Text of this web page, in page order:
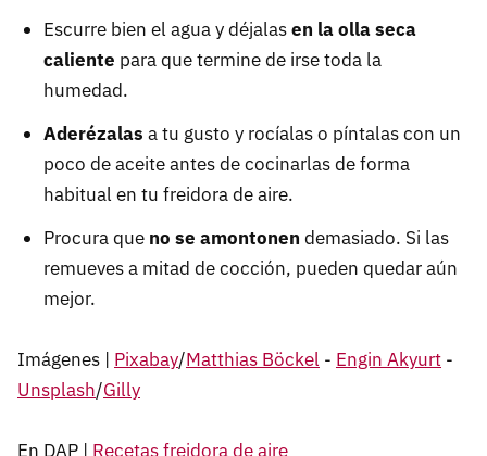
Escurre bien el agua y déjalasen la olla seca
caliente para que termine de irse toda la
humedad.
Aderézalas a tu gusto y rocíalas o píntalas con un
poco de aceite antes de cocinarlas de forma
habitual en tu freidora de aire.
Procura que no se amontonen demasiado. Si las
remueves a mitad de cocción, pueden quedar aún
mejor.
Imágenes | Pixabay/Matthias Böckel - Engin Akyurt -
Unsplash/Gilly
En DAP | Recetas freidora de aire